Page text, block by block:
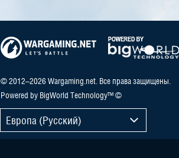
© 2012–2026 Wargaming.net. Все права защищены.
Powered by BigWorld Technology™ ©
Европа (Русский)